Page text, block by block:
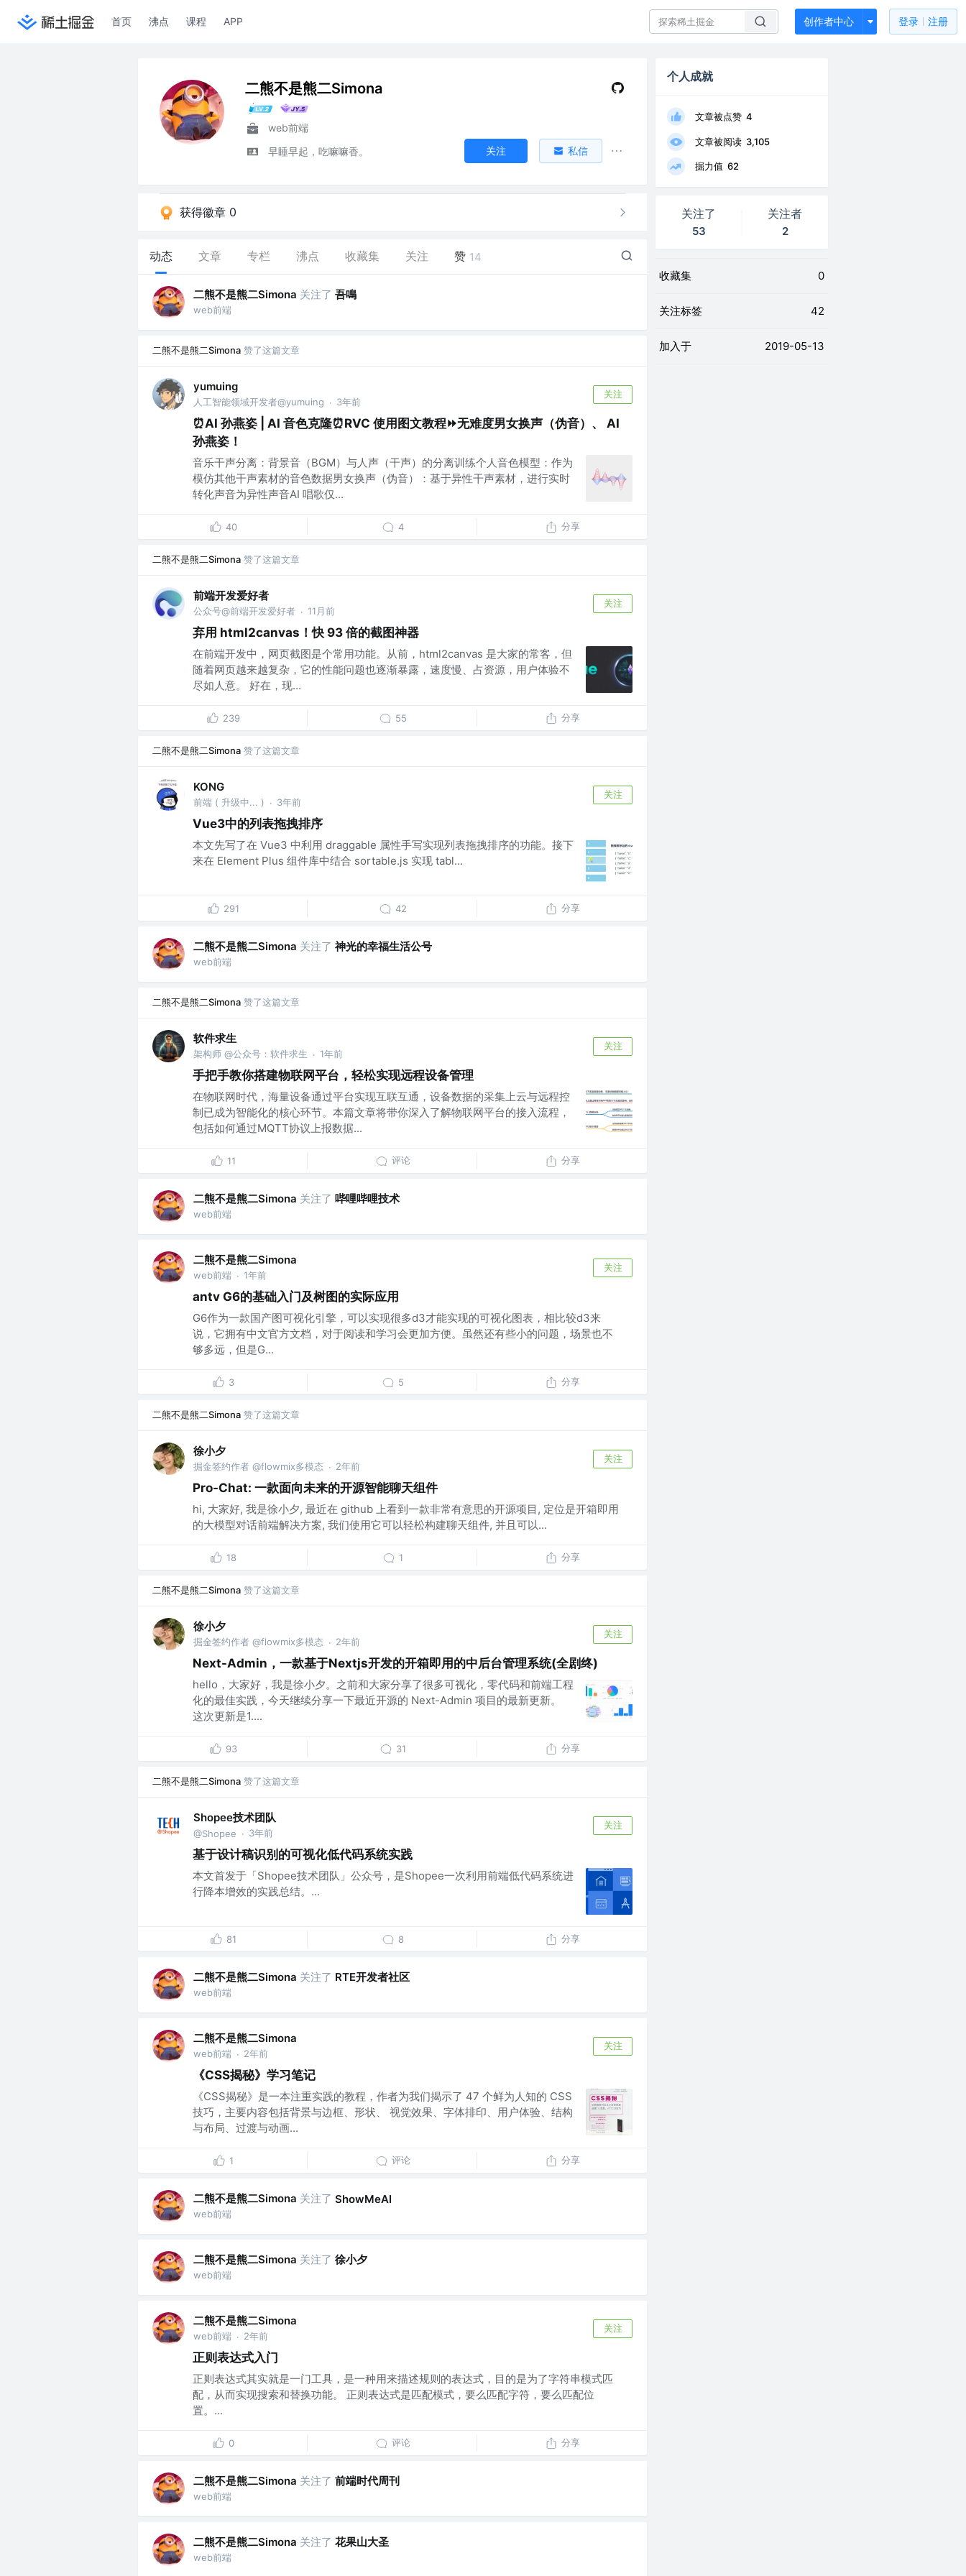
首页 沸点 课程 APP 创作者中心 登录 注册
二熊不是熊二Simona
web前端
早睡早起，吃嘛嘛香。
关注 私信
获得徽章 0
动态 文章 专栏 沸点 收藏集 关注 赞 14
二熊不是熊二Simona 关注了 吾鳴
web前端
二熊不是熊二Simona 赞了这篇文章
yumuing
人工智能领域开发者@yumuing · 3年前
关注
⏰AI 孙燕姿 | AI 音色克隆⏰RVC 使用图文教程⏩无难度男女换声（伪音）、 AI
孙燕姿！
音乐干声分离：背景音（BGM）与人声（干声）的分离训练个人音色模型：作为
模仿其他干声素材的音色数据男女换声（伪音）：基于异性干声素材，进行实时
转化声音为异性声音AI 唱歌仅...
40 4 分享
二熊不是熊二Simona 赞了这篇文章
前端开发爱好者
公众号@前端开发爱好者 · 11月前
关注
弃用 html2canvas！快 93 倍的截图神器
在前端开发中，网页截图是个常用功能。从前，html2canvas 是大家的常客，但
随着网页越来越复杂，它的性能问题也逐渐暴露，速度慢、占资源，用户体验不
尽如人意。 好在，现...
239 55 分享
二熊不是熊二Simona 赞了这篇文章
KONG
前端 ( 升级中... ) · 3年前
关注
Vue3中的列表拖拽排序
本文先写了在 Vue3 中利用 draggable 属性手写实现列表拖拽排序的功能。接下
来在 Element Plus 组件库中结合 sortable.js 实现 tabl...
291 42 分享
二熊不是熊二Simona 关注了 神光的幸福生活公号
web前端
二熊不是熊二Simona 赞了这篇文章
软件求生
架构师 @公众号：软件求生 · 1年前
关注
手把手教你搭建物联网平台，轻松实现远程设备管理
在物联网时代，海量设备通过平台实现互联互通，设备数据的采集上云与远程控
制已成为智能化的核心环节。本篇文章将带你深入了解物联网平台的接入流程，
包括如何通过MQTT协议上报数据...
11 评论 分享
二熊不是熊二Simona 关注了 哔哩哔哩技术
web前端
二熊不是熊二Simona
web前端 · 1年前
关注
antv G6的基础入门及树图的实际应用
G6作为一款国产图可视化引擎，可以实现很多d3才能实现的可视化图表，相比较d3来
说，它拥有中文官方文档，对于阅读和学习会更加方便。虽然还有些小的问题，场景也不
够多远，但是G...
3 5 分享
二熊不是熊二Simona 赞了这篇文章
徐小夕
掘金签约作者 @flowmix多模态 · 2年前
关注
Pro-Chat: 一款面向未来的开源智能聊天组件
hi, 大家好, 我是徐小夕, 最近在 github 上看到一款非常有意思的开源项目, 定位是开箱即用
的大模型对话前端解决方案, 我们使用它可以轻松构建聊天组件, 并且可以...
18 1 分享
二熊不是熊二Simona 赞了这篇文章
徐小夕
掘金签约作者 @flowmix多模态 · 2年前
关注
Next-Admin，一款基于Nextjs开发的开箱即用的中后台管理系统(全剧终)
hello，大家好，我是徐小夕。之前和大家分享了很多可视化，零代码和前端工程
化的最佳实践，今天继续分享一下最近开源的 Next-Admin 项目的最新更新。
这次更新是1....
93 31 分享
二熊不是熊二Simona 赞了这篇文章
Shopee技术团队
@Shopee · 3年前
关注
基于设计稿识别的可视化低代码系统实践
本文首发于「Shopee技术团队」公众号，是Shopee一次利用前端低代码系统进
行降本增效的实践总结。...
81 8 分享
二熊不是熊二Simona 关注了 RTE开发者社区
web前端
二熊不是熊二Simona
web前端 · 2年前
关注
《CSS揭秘》学习笔记
《CSS揭秘》是一本注重实践的教程，作者为我们揭示了 47 个鲜为人知的 CSS
技巧，主要内容包括背景与边框、形状、 视觉效果、字体排印、用户体验、结构
与布局、过渡与动画...
1 评论 分享
二熊不是熊二Simona 关注了 ShowMeAI
web前端
二熊不是熊二Simona 关注了 徐小夕
web前端
二熊不是熊二Simona
web前端 · 2年前
关注
正则表达式入门
正则表达式其实就是一门工具，是一种用来描述规则的表达式，目的是为了字符串模式匹
配，从而实现搜索和替换功能。 正则表达式是匹配模式，要么匹配字符，要么匹配位
置。...
0 评论 分享
二熊不是熊二Simona 关注了 前端时代周刊
web前端
二熊不是熊二Simona 关注了 花果山大圣
web前端
个人成就
文章被点赞 4
文章被阅读 3,105
掘力值 62
关注了
53
关注者
2
收藏集 0
关注标签 42
加入于 2019-05-13